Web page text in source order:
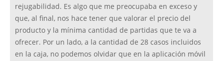
rejugabilidad. Es algo que me preocupaba en exceso y
que, al final, nos hace tener que valorar el precio del
producto y la mínima cantidad de partidas que te va a
ofrecer. Por un lado, a la cantidad de 28 casos incluidos
en la caja, no podemos olvidar que en la aplicación móvil